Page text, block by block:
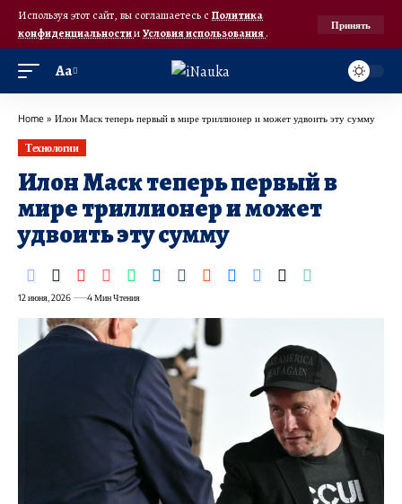
Используя этот сайт, вы соглашаетесь с Политика
конфиденциальностииУсловия использования.
Принять
Аа
Home » Илон Маск теперь первый в мире триллионер и может удвоить эту сумму
Технологии
Илон Маск теперь первый в
мире триллионер и может
удвоить эту сумму
12 июня, 2026 4 Мин Чтения